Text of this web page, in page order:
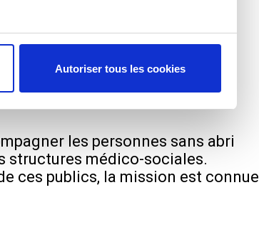
Autoriser tous les cookies
les personnes sans abri
structures médico-sociales.
ces publics, la mission est connue